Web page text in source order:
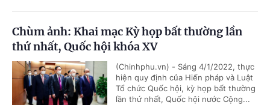
Chùm ảnh: Khai mạc Kỳ họp bất thường lần
thứ nhất, Quốc hội khóa XV
(Chinhphu.vn) - Sáng 4/1/2022, thực
hiện quy định của Hiến pháp và Luật
Tổ chức Quốc hội, kỳ họp bất thường
lần thứ nhất, Quốc hội nước Cộng...